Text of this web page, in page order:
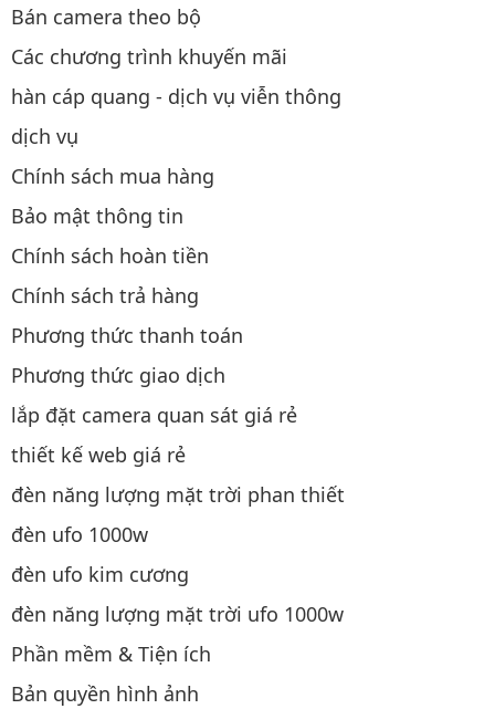
Bán camera theo bộ
Các chương trình khuyến mãi
hàn cáp quang - dịch vụ viễn thông
dịch vụ
Chính sách mua hàng
Bảo mật thông tin
Chính sách hoàn tiền
Chính sách trả hàng
Phương thức thanh toán
Phương thức giao dịch
lắp đặt camera quan sát giá rẻ
thiết kế web giá rẻ
đèn năng lượng mặt trời phan thiết
đèn ufo 1000w
đèn ufo kim cương
đèn năng lượng mặt trời ufo 1000w
Phần mềm & Tiện ích
Bản quyền hình ảnh